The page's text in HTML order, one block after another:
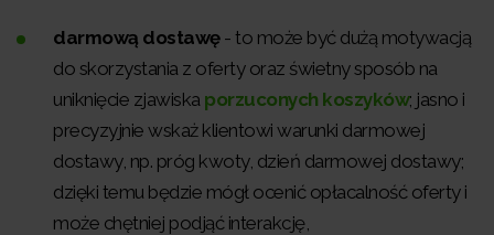
darmową dostawę- to może być dużą motywacją
do skorzystania z oferty oraz świetny sposób na
uniknięcie zjawiska porzuconych koszyków; jasno i
precyzyjnie wskaż klientowi warunki darmowej
dostawy, np. próg kwoty, dzień darmowej dostawy;
dzięki temu będzie mógł ocenić opłacalność oferty i
może chętniej podjąć interakcję,